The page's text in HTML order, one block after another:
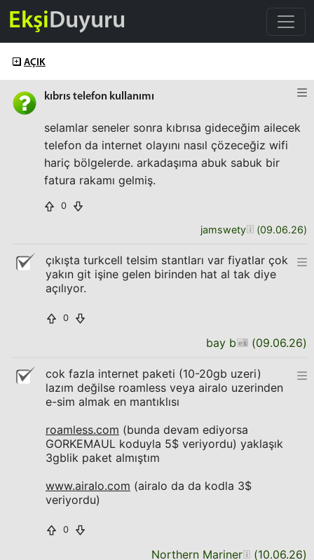
EkşiDuyuru
AÇIK
kıbrıs telefon kullanımı
selamlar seneler sonra kıbrısa gideceğim ailecek
telefon da internet olayını nasıl çözeceğiz wifi
hariç bölgelerde. arkadaşıma abuk sabuk bir
fatura rakamı gelmiş.
0
jamswety (09.06.26)
çıkışta turkcell telsim stantları var fiyatlar çok
yakın git işine gelen birinden hat al tak diye
açılıyor.
0
bay b (09.06.26)
cok fazla internet paketi (10-20gb uzeri)
lazım değilse roamless veya airalo uzerinden
e-sim almak en mantıklısı
roamless.com (bunda devam ediyorsa
GORKEMAUL koduyla 5$ veriyordu) yaklaşık
3gblik paket almıştım
www.airalo.com (airalo da da kodla 3$
veriyordu)
0
Northern Mariner (10.06.26)